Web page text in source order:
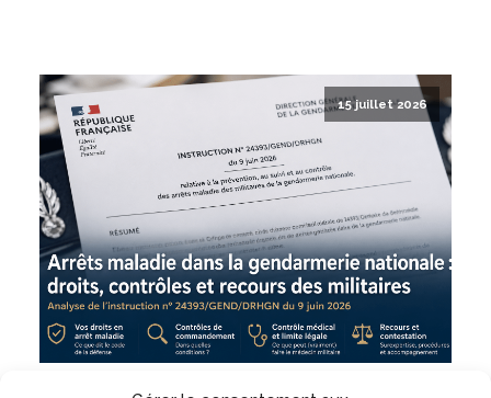
15 juillet 2026
Arrêts maladie en gendarmerie : droits, contrôles et